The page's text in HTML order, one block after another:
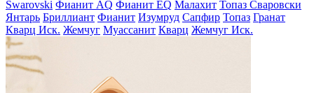
Swarovski Фианит AQ Фианит EQ Малахит Топаз Сваровски
Янтарь Бриллиант Фианит Изумруд Сапфир Топаз Гранат
Кварц Иск. Жемчуг Муассанит Кварц Жемчуг Иск.